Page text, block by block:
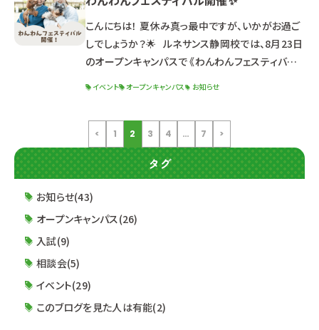
生）について 出願資格・特典・試験日程 選考までの
流れ 求める人材像 面接試験について 筆記試験に
ついて 小論文試験について &n
こんにちは！ 夏休み真っ最中ですが、いかがお過ご
しでしょうか？🌟 ルネサンス静岡校では、8月23日
のオープンキャンパスで 《わんわんフェスティバル》
☑犬好きな高校生＆社会人の方 ☑進路検討中の
高校3年生＆社会人の方 ☑オープンキャンパスに参
加してみたい2年生 【
イベント オープンキャンパス お知らせ
< 1 2 3 4 … 7 >
タグ
お知らせ(43)
オープンキャンパス(26)
入試(9)
相談会(5)
イベント(29)
このブログを見た人は有能(2)